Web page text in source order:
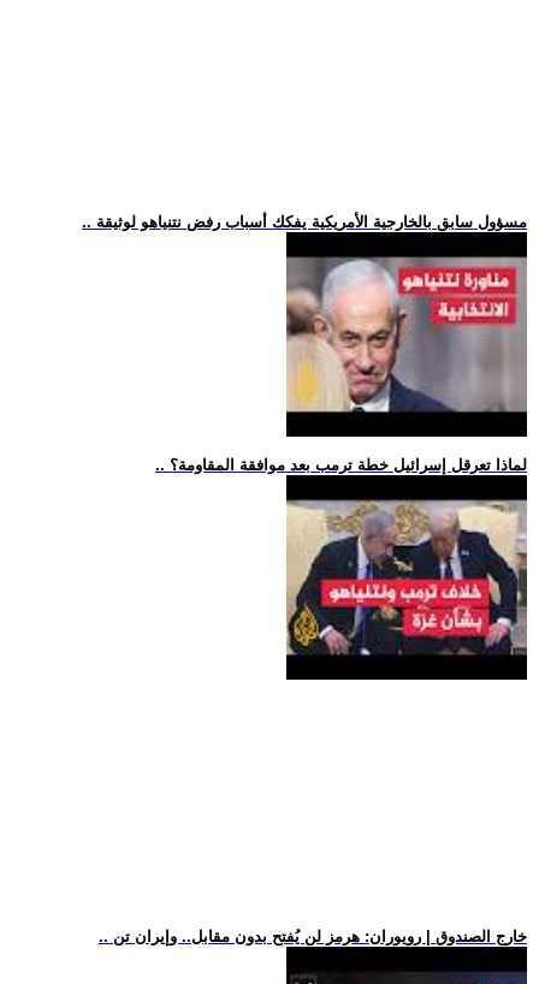
.. مسؤول سابق بالخارجية الأمريكية يفكك أسباب رفض نتنياهو لوثيقة
.. لماذا تعرقل إسرائيل خطة ترمب بعد موافقة المقاومة؟
.. خارج الصندوق | رويوران: هرمز لن يُفتح بدون مقابل.. وإيران تن